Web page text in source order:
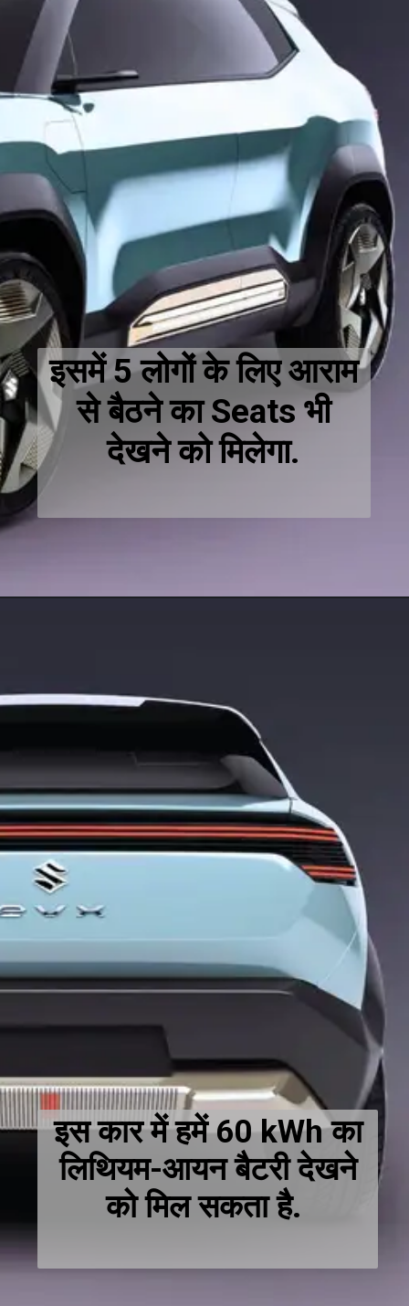
इसमें 5 लोगों के लिए आराम
से बैठने का Seats भी
देखने को मिलेगा.
इस कार में हमें 60 kWh का
लिथियम-आयन बैटरी देखने
को मिल सकता है.